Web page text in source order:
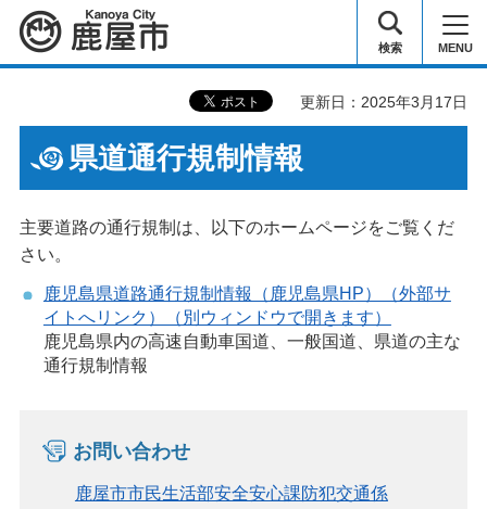
鹿屋市 検索 MENU
更新日：2025年3月17日
県道通行規制情報
主要道路の通行規制は、以下のホームページをご覧くだ
さい。
鹿児島県道路通行規制情報（鹿児島県HP）（外部サ
イトへリンク）（別ウィンドウで開きます）
鹿児島県内の高速自動車国道、一般国道、県道の主な
通行規制情報
お問い合わせ
鹿屋市市民生活部安全安心課防犯交通係